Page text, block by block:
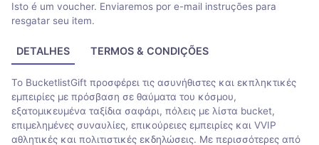
Isto é um voucher. Enviaremos por e-mail instruções para
resgatar seu item.
DETALHES TERMOS & CONDIÇÕES
Το BucketlistGift προσφέρει τις ασυνήθιστες και εκπληκτικές
εμπειρίες με πρόσβαση σε θαύματα του κόσμου,
εξατομικευμένα ταξίδια σαφάρι, πόλεις με λίστα bucket,
επιμελημένες συναυλίες, επικούρειες εμπειρίες και VVIP
αθλητικές και πολιτιστικές εκδηλώσεις. Με περισσότερες από